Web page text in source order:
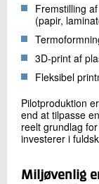
Fremstilling
(papir,
3D-print af
Fleksibel
Pilotproduktion
end at tilpasse
reelt grundlag
investerer i
Miljøvenlig